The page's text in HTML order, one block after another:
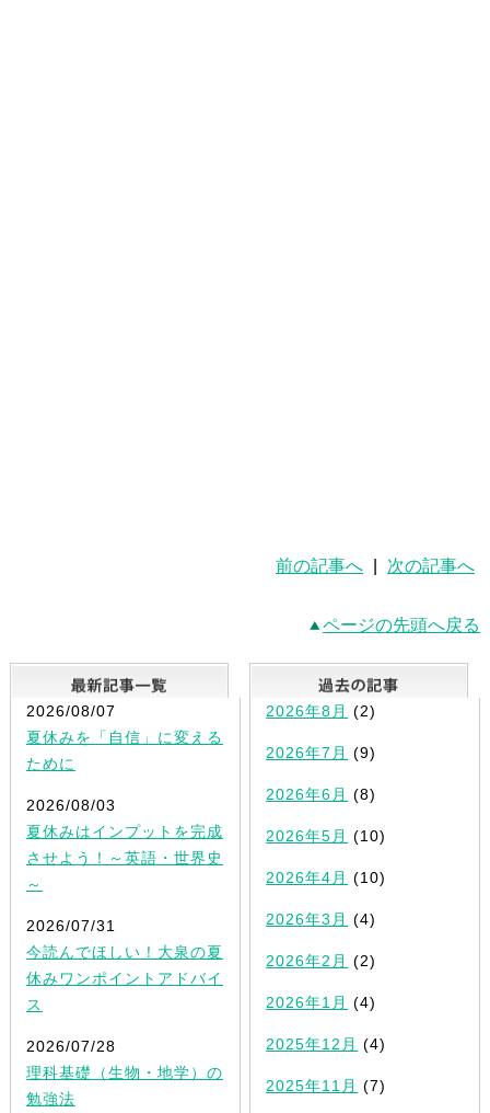
前の記事へ 次の記事へ
ページの先頭へ戻る
最新記事一覧
2026/08/07
夏休みを「自信」に変える
ために
2026/08/03
夏休みはインプットを完成
させよう！～英語・世界史
～
2026/07/31
今読んでほしい！大泉の夏
休みワンポイントアドバイ
ス
2026/07/28
理科基礎（生物・地学）の
勉強法
2026年8月 (2)
2026年7月 (9)
2026年6月 (8)
2026年5月 (10)
2026年4月 (10)
2026年3月 (4)
2026年2月 (2)
2026年1月 (4)
2025年12月 (4)
2025年11月 (7)